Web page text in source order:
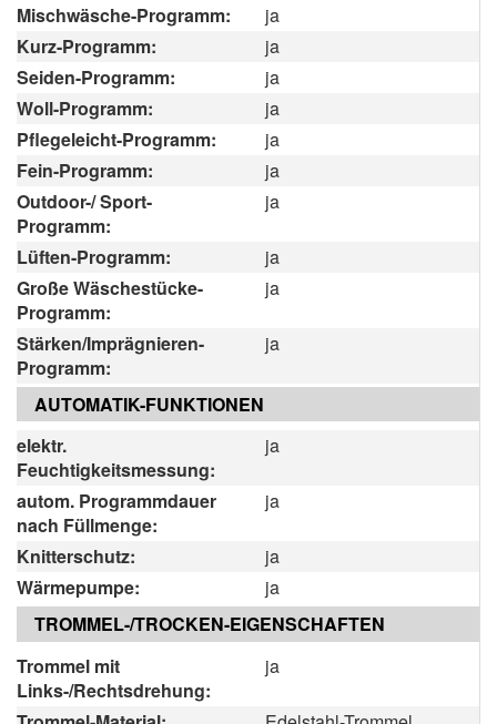
Mischwäsche-Programm:
ja
Kurz-Programm:
ja
Seiden-Programm:
ja
Woll-Programm:
ja
Pflegeleicht-Programm:
ja
Fein-Programm:
ja
Outdoor-/ Sport-
Programm:
ja
Lüften-Programm:
ja
Große Wäschestücke-
Programm:
ja
Stärken/Imprägnieren-
Programm:
ja
AUTOMATIK-FUNKTIONEN
elektr.
Feuchtigkeitsmessung:
ja
autom. Programmdauer
nach Füllmenge:
ja
Knitterschutz:
ja
Wärmepumpe:
ja
TROMMEL-/TROCKEN-EIGENSCHAFTEN
Trommel mit
Links-/Rechtsdrehung:
ja